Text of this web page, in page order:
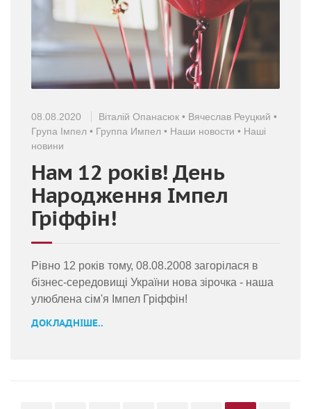
08.08.2020 Віталій Опанасюк • Вячеслав Реуцкий •
Група Імпел • Группа Импел • Наши новости • Наші
новини
Нам 12 років! День
Народження Імпел
Гріффін!
Рівно 12 років тому, 08.08.2008 загорілася в
бізнес-середовищі України нова зірочка - наша
улюблена сім'я Імпел Гріффін!
ДОКЛАДНІШЕ..